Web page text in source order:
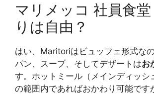
マリメッコ 社員食
りは自由？
はい、Maritoriはビュッフェ形式なの
パン、スープ、そしてデザートはお
す。ホットミール（メインディッシ
の範囲内であればおかわり可能です